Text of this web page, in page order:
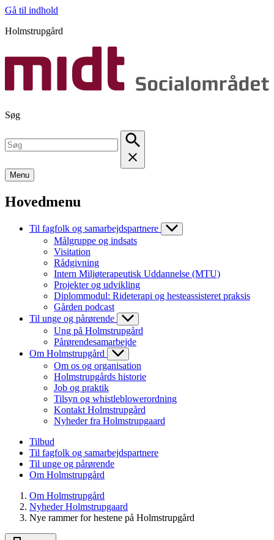
Gå til indhold
Holmstrupgård
Søg
Menu
Hovedmenu
Til fagfolk og samarbejdspartnere
Målgruppe og indsats
Visitation
Rådgivning
Intern Miljøterapeutisk Uddannelse (MTU)
Projekter og udvikling
Diplommodul: Rideterapi og hesteassisteret praksis
Gården podcast
Til unge og pårørende
Ung på Holmstrupgård
Pårørendesamarbejde
Om Holmstrupgård
Om os og organisation
Holmstrupgårds historie
Job og praktik
Tilsyn og whistleblowerordning
Kontakt Holmstrupgård
Nyheder fra Holmstrupgaard
Tilbud
Til fagfolk og samarbejdspartnere
Til unge og pårørende
Om Holmstrupgård
Om Holmstrupgård
Nyheder Holmstrupgaard
Nye rammer for hestene på Holmstrupgård